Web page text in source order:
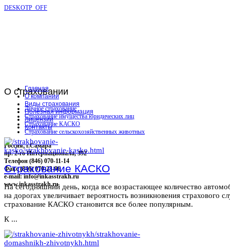
DESKOTP_OFF
О страховании
Личное страхование
Страхование имущества юридических лиц
Страхование КАСКО
Страхование сельскохозяйственных животных
Россия, г.Самара
пр. 2-го Интернационала, 392
Телефон (846) 070-11-14
Факс (846) 070-23-96
e-mail: info@inkasstrakh.ru
www.inkasstrakh.ru
Главная
О компании
Виды страхования
Полезная информация
Лицензии
Контакты
Страхование КАСКО
На сегодняшний день, когда все возрастающее количество
на дорогах увеличивает вероятность возникновения страхового
страхование КАСКО становится все более популярным.
К ...